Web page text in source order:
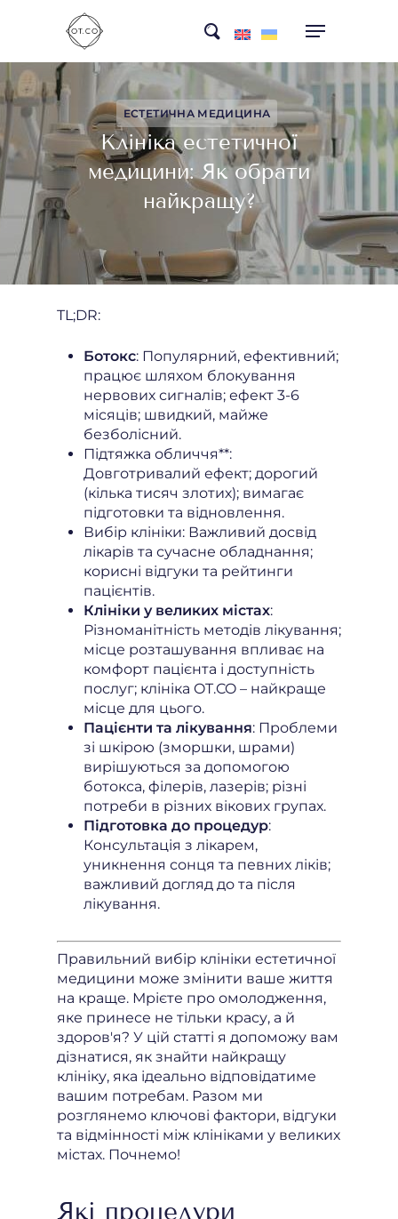
content
search
ЕСТЕТИЧНА МЕДИЦИНА
Клініка естетичної
медицини: Як обрати
найкращу?
TL;DR:
Ботокс: Популярний, ефективний;
працює шляхом блокування
нервових сигналів; ефект 3-6
місяців; швидкий, майже
безболісний.
Підтяжка обличчя**:
Довготривалий ефект; дорогий
(кілька тисяч злотих); вимагає
підготовки та відновлення.
Вибір клініки: Важливий досвід
лікарів та сучасне обладнання;
корисні відгуки та рейтинги
пацієнтів.
Клініки у великих містах:
Різноманітність методів лікування;
місце розташування впливає на
комфорт пацієнта і доступність
послуг; клініка OT.CO – найкраще
місце для цього.
Пацієнти та лікування: Проблеми
зі шкірою (зморшки, шрами)
вирішуються за допомогою
ботокса, філерів, лазерів; різні
потреби в різних вікових групах.
Підготовка до процедур:
Консультація з лікарем,
уникнення сонця та певних ліків;
важливий догляд до та після
лікування.
Правильний вибір клініки естетичної
медицини може змінити ваше життя
на краще. Мрієте про омолодження,
яке принесе не тільки красу, а й
здоров'я? У цій статті я допоможу вам
дізнатися, як знайти найкращу
клініку, яка ідеально відповідатиме
вашим потребам. Разом ми
розглянемо ключові фактори, відгуки
та відмінності між клініками у великих
містах. Почнемо!
Які процедури